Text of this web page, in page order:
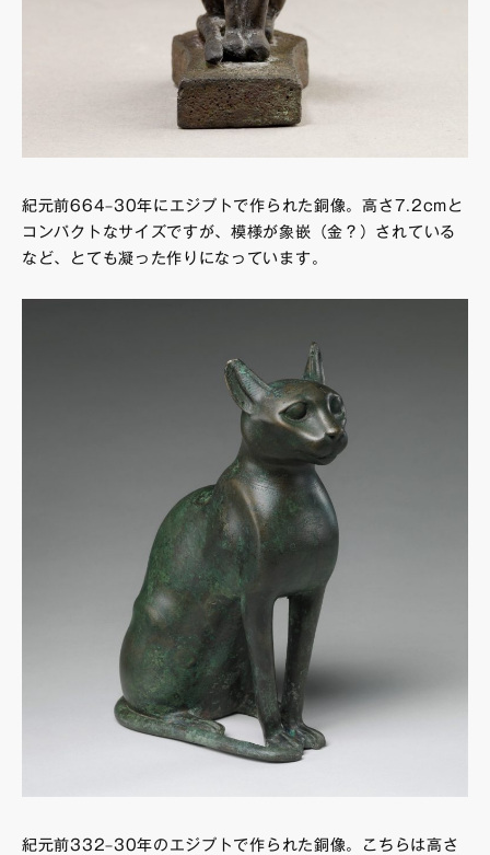
紀元前664–30年にエジプトで作られた銅像。高さ7.2cmと
コンパクトなサイズですが、模様が象嵌（金？）されている
など、とても凝った作りになっています。
紀元前332–30年のエジプトで作られた銅像。こちらは高さ